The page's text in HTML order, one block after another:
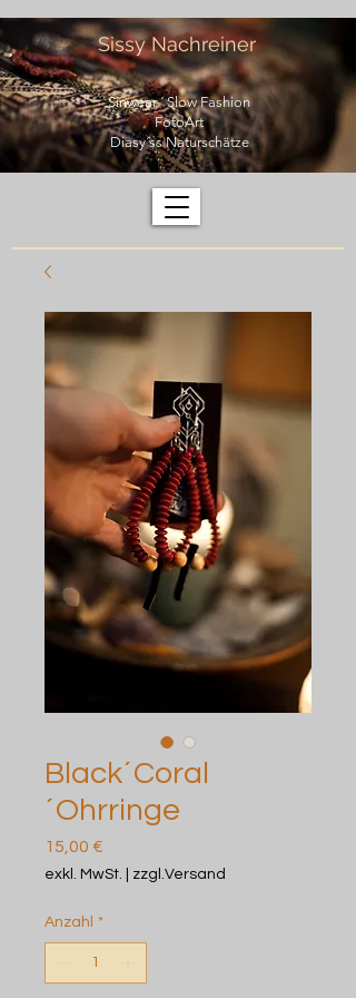
Sissy Nachreiner
Sinwear ´ Slow Fashion
FotoArt
Diasy´ss Naturschätze
Black´Coral
´Ohrringe
15,00 €
exkl. MwSt. zzgl.Versand
Anzahl *